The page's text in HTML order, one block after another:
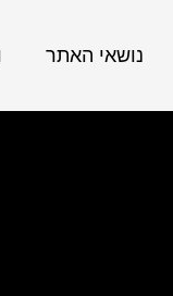
נושאי האתר